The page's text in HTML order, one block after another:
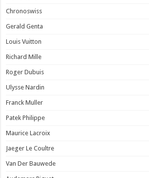
Chronoswiss
Gerald Genta
Louis Vuitton
Richard Mille
Roger Dubuis
Ulysse Nardin
Franck Muller
Patek Philippe
Maurice Lacroix
Jaeger Le Coultre
Van Der Bauwede